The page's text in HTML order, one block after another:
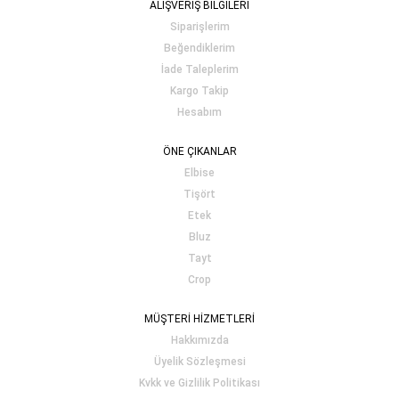
ALIŞVERİŞ BİLGİLERİ
Siparişlerim
Beğendiklerim
İade Taleplerim
Kargo Takip
Hesabım
ÖNE ÇIKANLAR
Elbise
Tişört
Etek
Bluz
Tayt
Crop
MÜŞTERİ HİZMETLERİ
Hakkımızda
Üyelik Sözleşmesi
Kvkk ve Gizlilik Politikası